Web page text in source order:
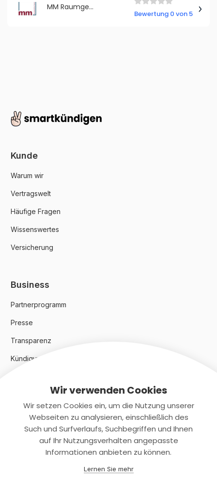
MM Raumgestaltung
Bewertung 0 von 5
Kunde
Warum wir
Vertragswelt
Häufige Fragen
Wissenswertes
Versicherung
Business
Partnerprogramm
Presse
Transparenz
Kündigungsindex 2024
Rechtliches
Datenschutz
Wir verwenden Cookies
Wir setzen Cookies ein, um die Nutzung unserer
Webseiten zu analysieren, einschließlich des
Such und Surfverlaufs, Suchbegriffen und Ihnen
auf Ihr Nutzungsverhalten angepasste
Informationen anbieten zu können.
Lernen Sie mehr